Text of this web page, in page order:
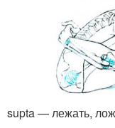
supta — лежать,